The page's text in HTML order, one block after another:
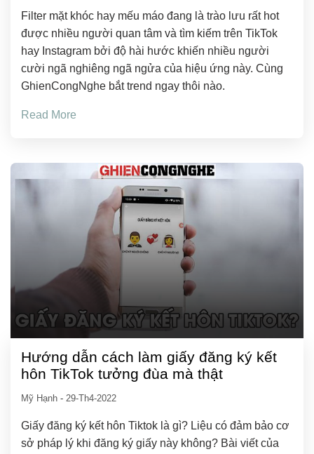
Filter mặt khóc hay mếu máo đang là trào lưu rất hot
được nhiều người quan tâm và tìm kiếm trên TikTok
hay Instagram bởi độ hài hước khiến nhiều người
cười ngã nghiêng ngã ngửa của hiệu ứng này. Cùng
GhienCongNghe bắt trend ngay thôi nào.
Read More
Hướng dẫn cách làm giấy đăng ký kết
hôn TikTok tưởng đùa mà thật
Mỹ Hạnh - 29-Th4-2022
Giấy đăng ký kết hôn Tiktok là gì? Liệu có đảm bảo cơ
sở pháp lý khi đăng ký giấy này không? Bài viết của